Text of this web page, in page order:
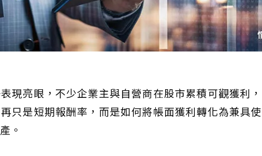
現亮眼，不少企業主與自營商在股市累積可觀獲利
只是短期報酬率，而是如何將帳面獲利轉化為兼具
。